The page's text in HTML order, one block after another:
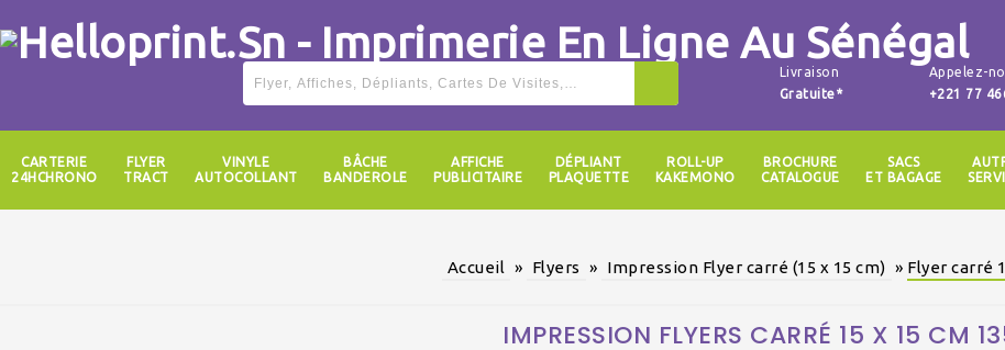
Livraison
Gratuite*
Appelez-
+221 77
CARTERIE
24HCHRONO
FLYER
TRACT
VINYLE
AUTOCOLLANT
BÂCHE
BANDEROLE
AFFICHE
PUBLICITAIRE
DÉPLIANT
PLAQUETTE
ROLL-UP
KAKEMONO
BROCHURE
CATALOGUE
SACS
ET BAGAGE
Accueil » Flyers » Impression Flyer carré (15 x 15 cm) » Flyer carré
IMPRESSION FLYERS CARRÉ 15 X 15 CM